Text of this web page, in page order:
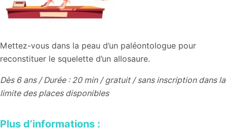
Mettez-vous dans la peau d’un paléontologue pour
reconstituer le squelette d’un allosaure.
Dès 6 ans / Durée : 20 min / gratuit / sans inscription dans la
limite des places disponibles
Plus d’informations :